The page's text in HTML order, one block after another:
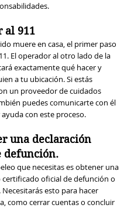
al 911
muere en casa, el primer paso
El operador al otro lado de la
exactamente qué hacer y
a tu ubicación. Si estás
un proveedor de cuidados
puedes comunicarte con él
con este proceso.
una declaración
defunción.
que necesitas es obtener una
certificado oficial de defunción o
esto para hacer
como cerrar cuentas o concluir